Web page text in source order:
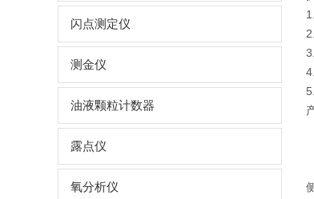
闪点测定仪
测金仪
油液颗粒计数器
露点仪
氧分析仪